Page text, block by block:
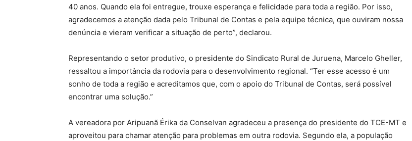
40 anos. Quando ela foi entregue, trouxe esperança e felicidade para toda a região. Por isso,
agradecemos a atenção dada pelo Tribunal de Contas e pela equipe técnica, que ouviram nossa
denúncia e vieram verificar a situação de perto”, declarou.
Representando o setor produtivo, o presidente do Sindicato Rural de Juruena, Marcelo Gheller,
ressaltou a importância da rodovia para o desenvolvimento regional. “Ter esse acesso é um
sonho de toda a região e acreditamos que, com o apoio do Tribunal de Contas, será possível
encontrar uma solução.”
A vereadora por Aripuanã Érika da Conselvan agradeceu a presença do presidente do TCE-MT e
aproveitou para chamar atenção para problemas em outra rodovia. Segundo ela, a população